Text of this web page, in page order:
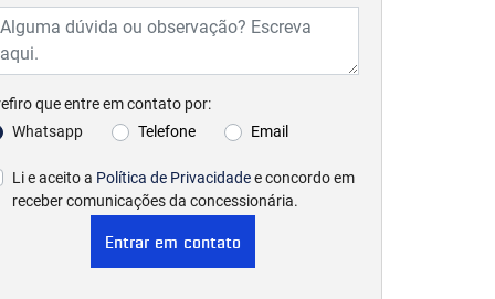
que entre em contato por:
Whatsapp
Telefone Email
Li e aceito a Política de Privacidadee concordo em
receber comunicações da concessionária.
Entrar em contato